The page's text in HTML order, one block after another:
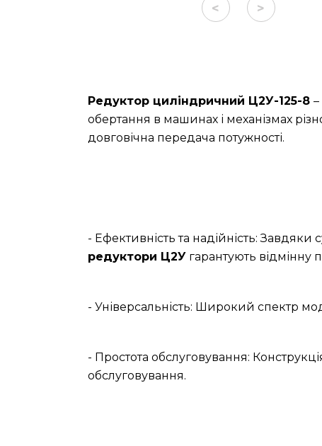
< >
Редуктор циліндричний Ц2У-125-8
обертання в машинах і механізмах
довговічна передача потужності.
- Ефективність та надійність:
редуктори Ц2Угарантують відмінну
- Універсальність: Широкий спектр
- Простота обслуговування:
обслуговування.